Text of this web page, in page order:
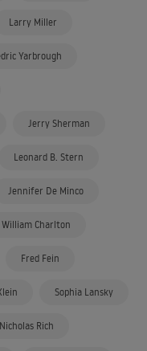
Larry Miller
Yarbrough
Jerry Sherman
Leonard B. Stern
Jennifer De Minco
William Charlton
Fred Fein
Sophia Lansky
Nicholas Rich